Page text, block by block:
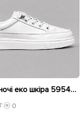
Кеди жіночі еко шкіра 595444 Білі
0